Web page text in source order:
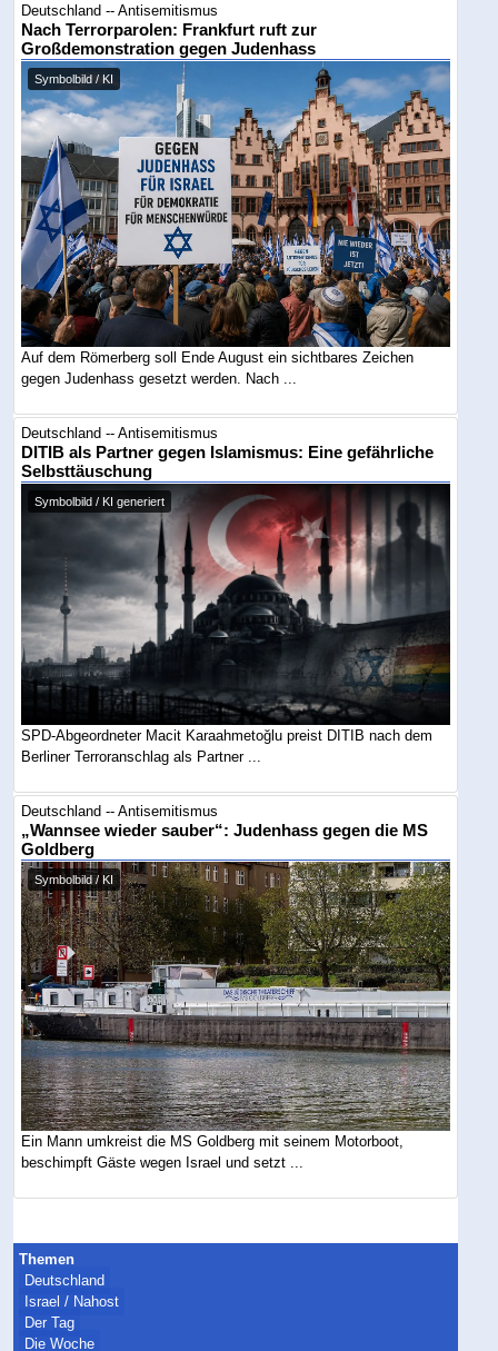
Deutschland -- Antisemitismus
Nach Terrorparolen: Frankfurt ruft zur
Großdemonstration gegen Judenhass
Symbolbild / KI
Auf dem Römerberg soll Ende August ein sichtbares Zeichen
gegen Judenhass gesetzt werden. Nach ...
Deutschland -- Antisemitismus
DITIB als Partner gegen Islamismus: Eine gefährliche
Selbsttäuschung
Symbolbild / KI generiert
SPD-Abgeordneter Macit Karaahmetoğlu preist DITIB nach dem
Berliner Terroranschlag als Partner ...
Deutschland -- Antisemitismus
„Wannsee wieder sauber“: Judenhass gegen die MS
Goldberg
Symbolbild / KI
Ein Mann umkreist die MS Goldberg mit seinem Motorboot,
beschimpft Gäste wegen Israel und setzt ...
Themen
Deutschland
Israel / Nahost
Der Tag
Die Woche